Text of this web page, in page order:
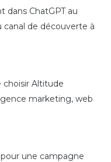
dans ChatGPT au
canal de découverte à
choisir Altitude
marketing, web
une campagne